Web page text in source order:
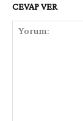
CEVAP VER